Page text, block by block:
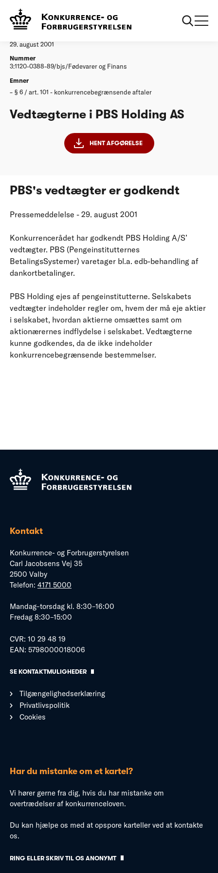
Afgørelser
29. august 2001
Nummer
3:1120-0388-89/bjs/Fødevarer og Finans
Emner
§ 6 / art. 101 - konkurrencebegrænsende aftaler
Vedtægterne i PBS Holding AS
HENT AFGØRELSE
PBS's vedtægter er godkendt
Pressemeddelelse - 29. august 2001
Konkurrencerådet har godkendt PBS Holding A/S’
vedtægter. PBS (Pengeinstitutternes
BetalingsSystemer) varetager bl.a. edb-behandling af
dankortbetalinger.
PBS Holding ejes af pengeinstitutterne. Selskabets
vedtægter indeholder regler om, hvem der må eje aktier
i selskabet, hvordan aktierne omsættes samt om
aktionærernes indflydelse i selskabet. Vedtægterne
kunne godkendes, da de ikke indeholder
konkurrencebegrænsende bestemmelser.
Kontakt
Konkurrence- og Forbrugerstyrelsen
Carl Jacobsens Vej 35
2500 Valby
Telefon: 4171 5000
Mandag–torsdag kl. 8:30–16:00
Fredag 8:30–15:00
CVR: 10 29 48 19
EAN: 5798000018006
SE KONTAKTMULIGHEDER
Tilgængelighedserklæring
Privatlivspolitik
Cookies
Har du mistanke om et kartel?
Vi hører gerne fra dig, hvis du har mistanke om
overtrædelser af konkurrenceloven.
Du kan hjælpe os med at opspore karteller ved at kontakte
os.
RING ELLER SKRIV TIL OS ANONYMT